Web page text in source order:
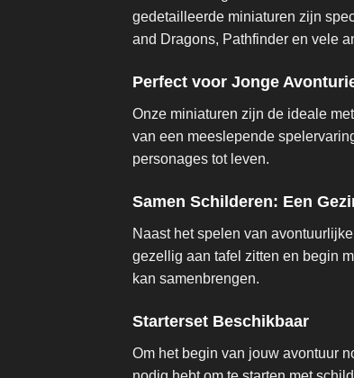
gedetailleerde miniaturen zijn
and Dragons, Pathfinder en vele
Perfect voor Jonge
Onze miniaturen zijn de ideale
van een meeslepende
personages tot leven.
Samen Schilderen: Een
Naast het spelen van
gezellig aan tafel zitten en begin
kan samenbrengen.
Starterset Beschikbaar
Om het begin van jouw avontuur